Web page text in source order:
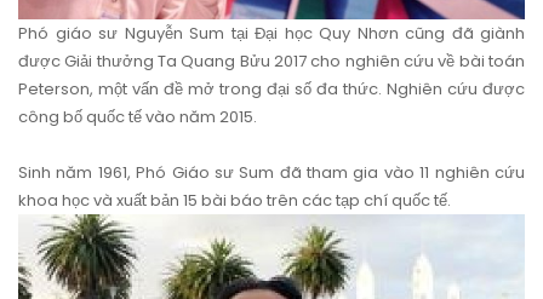
Phó giáo sư Nguyễn Sum tại Đại học Quy Nhơn cũng đã giành
được Giải thưởng Ta Quang Bửu 2017 cho nghiên cứu về bài toán
Peterson, một vấn đề mở trong đại số đa thức. Nghiên cứu được
công bố quốc tế vào năm 2015.
Sinh năm 1961, Phó Giáo sư Sum đã tham gia vào 11 nghiên cứu
khoa học và xuất bản 15 bài báo trên các tạp chí quốc tế.